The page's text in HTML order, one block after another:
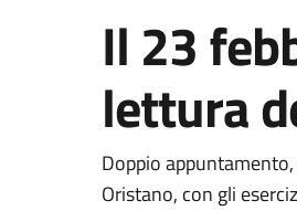
Il 23
lettura
Dettaglio
Doppio
Oristano, con gli